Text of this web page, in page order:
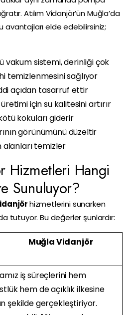
Atılım Vidanjör’ün Muğla’da
elde edebilirsiniz;
vakum sistemi, derinliği çok
temizlenmesini sağlıyor
açıdan tasarruf ettir
için su kalitesini artırır
kokuları giderir
görünümünü düzeltir
alanları temizler
Hizmetleri Hangi
Sunuluyor?
hizmetlerini sunarken
tutuyor. Bu değerler şunlardır:
Muğla Vidanjör
iş süreçlerini hem
hem de açıklık ilkesine
şekilde gerçekleştiriyor.